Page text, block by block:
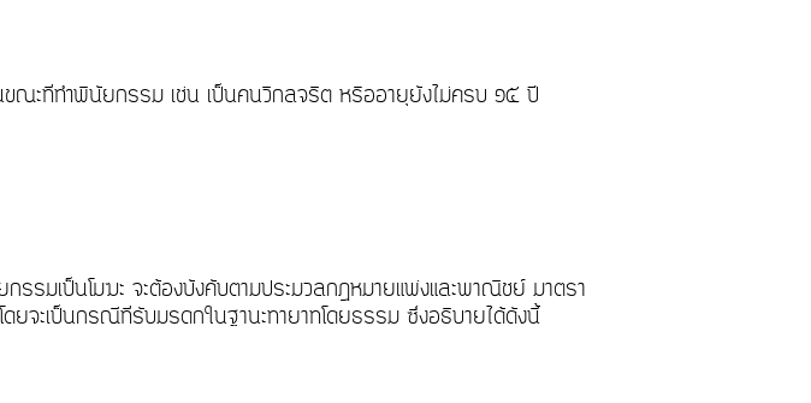
ะที่ทำพินัยกรรม เช่น เป็นคนวิกลจริต หรืออายุยังไม่ครบ ๑๕ ปี
รมเป็นโมฆะ จะต้องบังคับตามประมวลกฎหมายแพ่งและพาณิชย์ มาตรา
จะเป็นกรณีที่รับมรดกในฐานะทายาทโดยธรรม ซึ่งอธิบายได้ดังนี้